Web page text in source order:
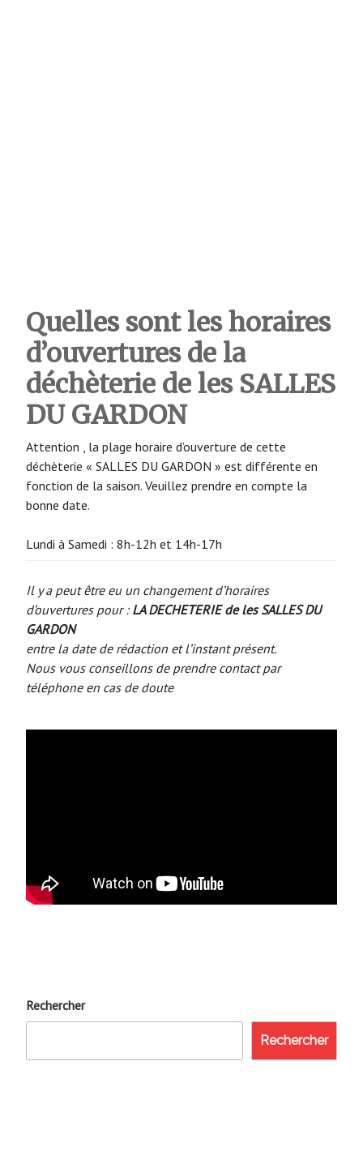
Quelles sont les horaires
d’ouvertures de la
déchèterie de les SALLES
DU GARDON
Attention , la plage horaire d’ouverture de cette
déchèterie « SALLES DU GARDON » est différente en
fonction de la saison. Veuillez prendre en compte la
bonne date.
Lundi à Samedi : 8h-12h et 14h-17h
Il y a peut être eu un changement d’horaires
d’ouvertures pour : LA DECHETERIE de les SALLES DU
GARDON
entre la date de rédaction et l’instant présent.
Nous vous conseillons de prendre contact par
téléphone en cas de doute
Rechercher
Rechercher